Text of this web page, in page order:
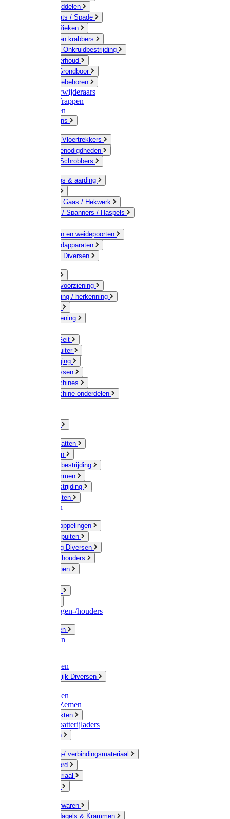
Tuinhulpmiddelen
Schop / Bats / Spade
Vorken & Rieken
Cultivator en krabbers
Schoffels / Onkruidbestrijding
Gazononderhoud
Hamers / Grondboor
Sledes / toebehoren
Onkruidverwijderaars
Ladders / Trappen
Werkbanken
Betonmolens
Bezems & Vloertrekkers
Schildersbenodigdheden
Borstels / Schrobbers
Accessoires & aarding
Geleiders / Gaas / Hekwerk
Verbinders / Spanners / Haspels
Doorgangen en weidepoorten
Schrikdraadapparaten
Afrastering Diversen
Drinkwatervoorziening
Veemarkering-/ herkenning
Voervoorziening
Schaap / Geit
Paard & Ruiter
Veeverzorging
Scheermessen
Scheermachines
Scheermachine onderdelen
Muizen / Ratten
Drukspuiten
Ongediertebestrijding
Mollenklemmen
Onkruidbestrijding
Vliegenkasten
Meststoffen
Messing koppelingen
Gieters / Spuiten
Besproeiing Diversen
Slangen & houders
Waterpompen
Slangenwagen-/houders
Olie / Vetten
Chemicalien
Plasticzakken
Huishoudelijk Diversen
Zaksluitingen
Sponzen / Zemen
Zeepprodukten
Batterij & batterijladers
Zaklampen
Verpakking-/ verbindingsmateriaal
Touw / Koord
Afdekmateriaal
Kleine ijzerwaren
Spijkers, Nagels & Krammen